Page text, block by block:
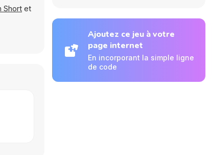
Short et
Ajoutez ce jeu à votre
page internet
En incorporant la simple ligne
de code